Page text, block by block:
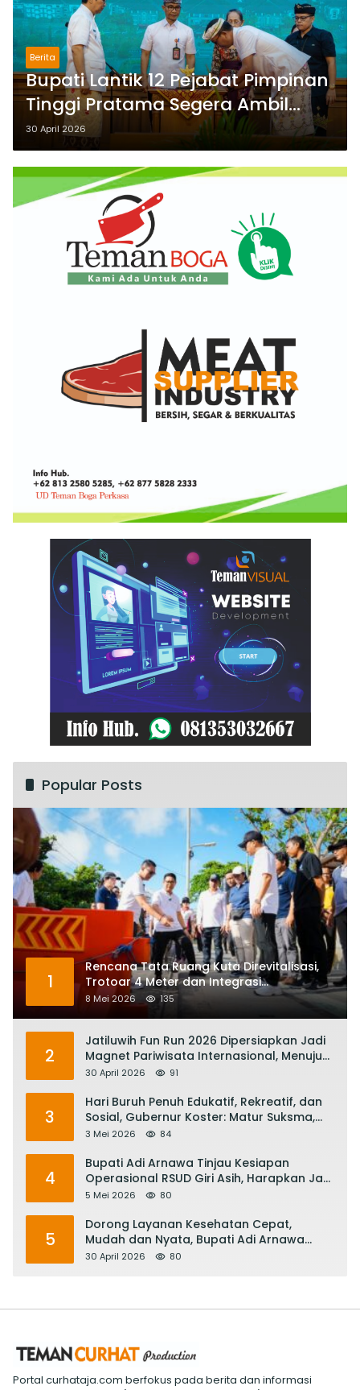
Berita
Bupati Lantik 12 Pejabat Pimpinan
Tinggi Pratama Segera Ambil
Langkah Strategis Mengacu Visi
Misi
30 April 2026
Popular Posts
1
Rencana Tata Ruang Kuta Direvitalisasi,
Trotoar 4 Meter dan Integrasi
Transportasi Listrik
8 Mei 2026 135
2
Jatiluwih Fun Run 2026 Dipersiapkan Jadi
Magnet Pariwisata Internasional, Menuju
Satu Abad Pariwisata Bali
30 April 2026 91
3
Hari Buruh Penuh Edukatif, Rekreatif, dan
Sosial, Gubernur Koster: Matur Suksma,
Keringat Pekerja Mesin Ekonomi Bali
3 Mei 2026 84
4
Bupati Adi Arnawa Tinjau Kesiapan
Operasional RSUD Giri Asih, Harapkan Jadi
RS Rujukan Terbaik
5 Mei 2026 80
5
Dorong Layanan Kesehatan Cepat,
Mudah dan Nyata, Bupati Adi Arnawa
Evaluasi ‘Mantap Nak Badung’
30 April 2026 80
Portal curhataja.com berfokus pada berita dan informasi